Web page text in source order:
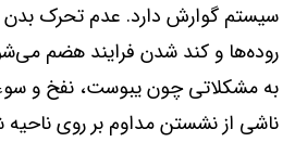
سیستم گوارش دارد. عدم تحرک
روده‌ها و کند شدن فرایند هضم
به مشکلاتی چون یبوست، نفخ و
ناشی از نشستن مداوم بر روی ناحیه